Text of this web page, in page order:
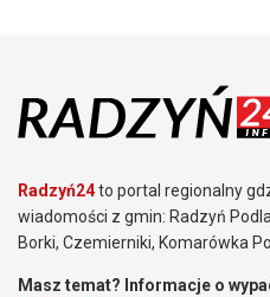
Radzyń24to portal regionalny
wiadomości z gmin: Radzyń
Borki, Czemierniki, Komarówka
Masz temat? Informacje o